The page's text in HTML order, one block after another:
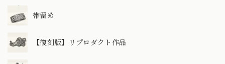
帯留め
【復刻版】リプロダクト作品